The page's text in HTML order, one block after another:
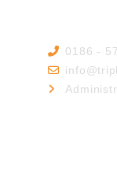
0186 -